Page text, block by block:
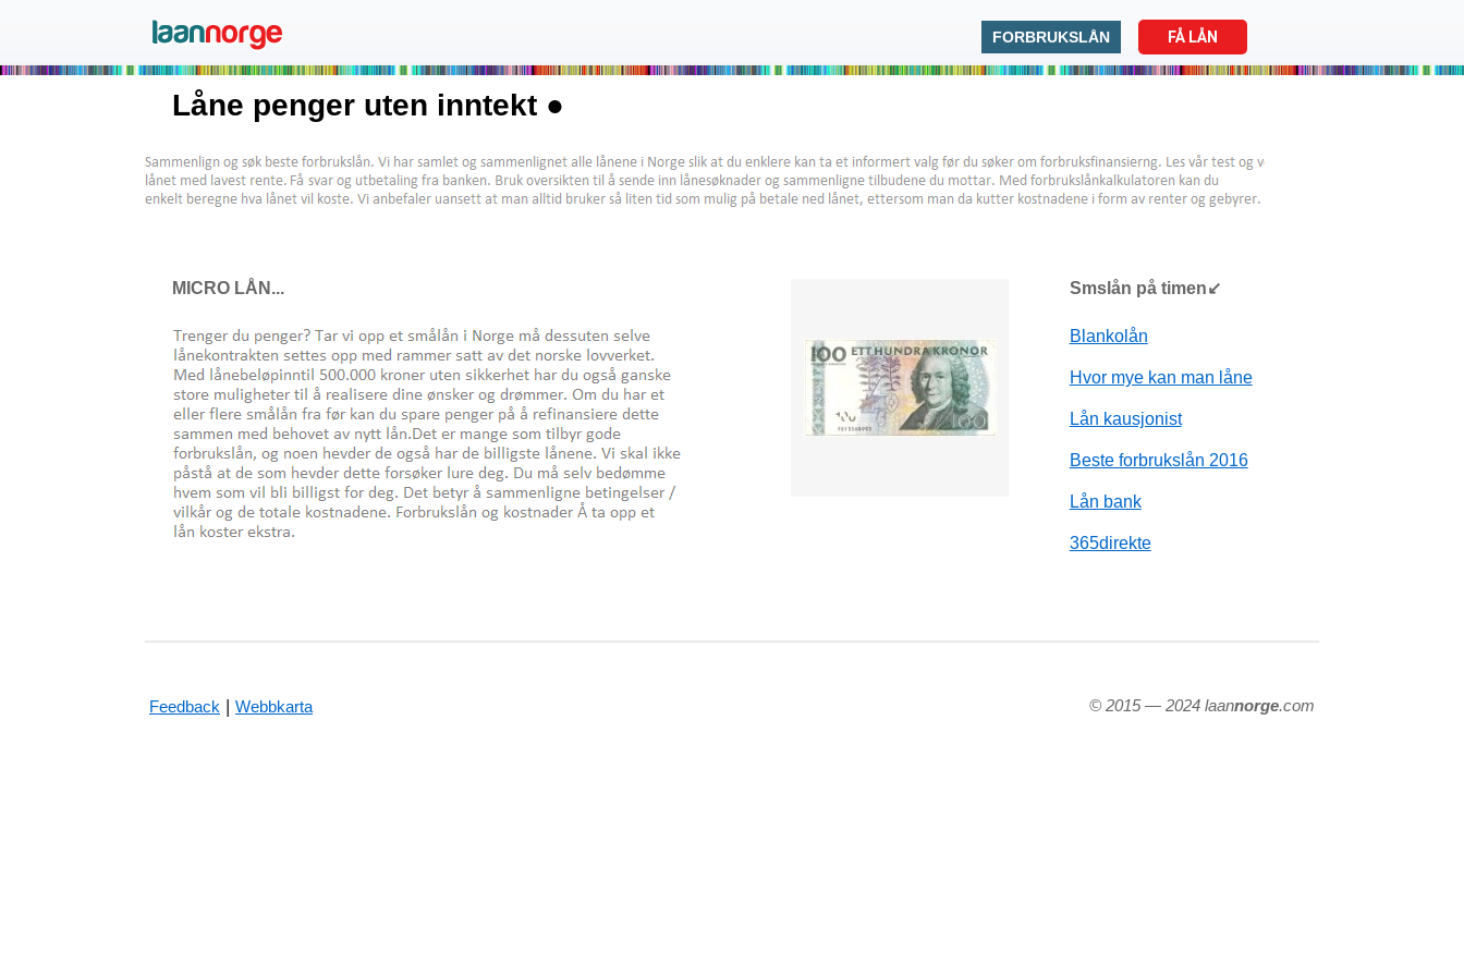
FORBRUKSLÅN FÅ LÅN
Låne penger uten inntekt ●
MICRO LÅN... Smslån på timen↙
Blankolån
Hvor mye kan man låne
Lån kausjonist
Beste forbrukslån 2016
Lån bank
365direkte
Feedback | Webbkarta © 2015 — 2024 laannorge.com